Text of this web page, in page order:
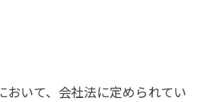
おいて、会社法に定められてい